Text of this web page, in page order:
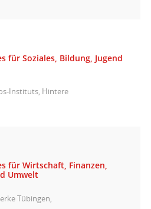
für Soziales, Bildung, Jugend
Instituts, Hintere
für Wirtschaft, Finanzen,
Umwelt
Tübingen,